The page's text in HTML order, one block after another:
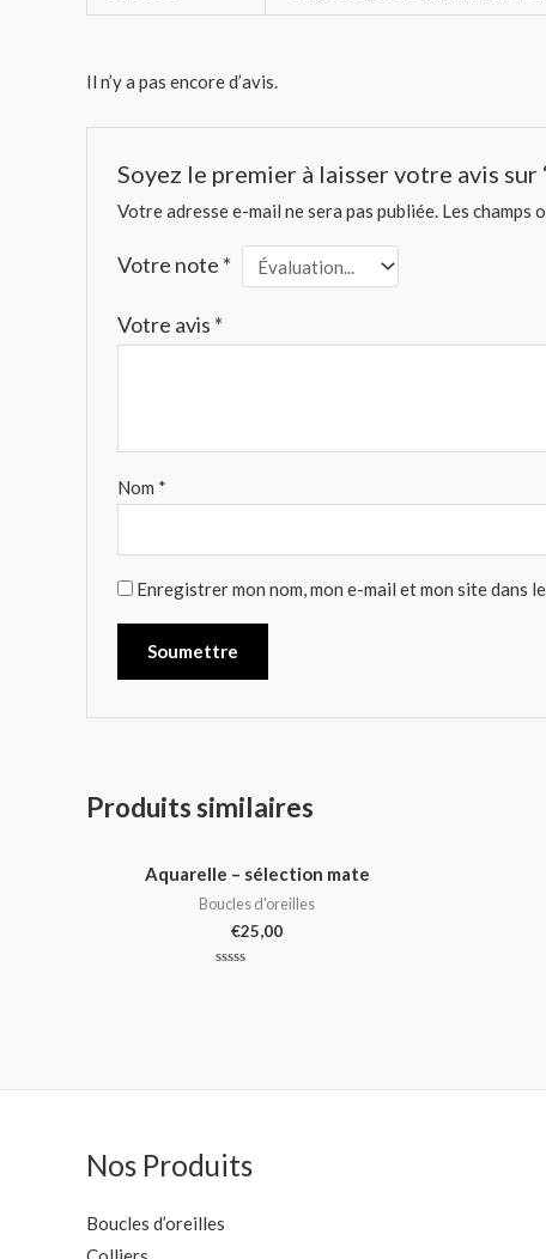
Il n’y a pas encore d’avis.
Soyez le premier à laisser votre avis
Votre adresse e-mail ne sera pas publiée. Les champs
Votre note *
Votre avis *
Nom *
Enregistrer mon nom, mon e-mail et mon site dans
Produits similaires
Aquarelle – sélection mate
Boucles d'oreilles
€25,00
Nos Produits
Boucles d’oreilles